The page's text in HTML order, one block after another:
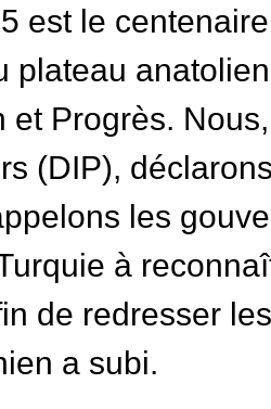
est le
plateau
et Progrès.
(DIP),
les
à
de redresser
a subi.